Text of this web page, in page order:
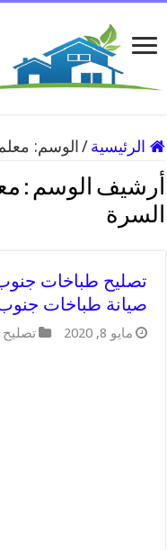
الرئيسية / الوسم:
أرشيف الوسم :
السرة
صيانة طباخات
مايو 8, 2020